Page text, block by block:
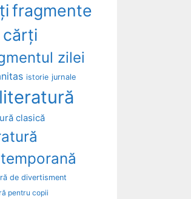
fragmente
zilei
istorie jurnale
literatură
clasică
de divertisment
pentru copii